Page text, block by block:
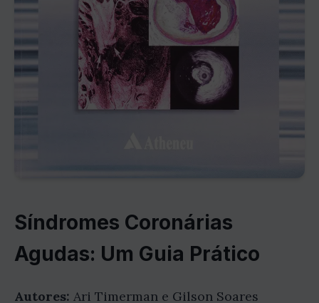
Síndromes Coronárias
Agudas: Um Guia Prático
Autores: Ari Timerman e Gilson Soares